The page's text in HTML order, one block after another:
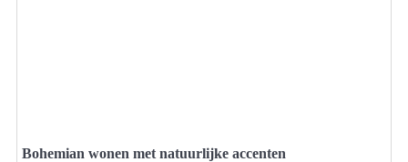
Bohemian wonen met natuurlijke accenten